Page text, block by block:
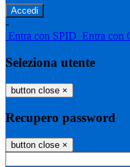
-
Entra con SPID Entra con
Seleziona utente
button close ×
Recupero password
button close ×